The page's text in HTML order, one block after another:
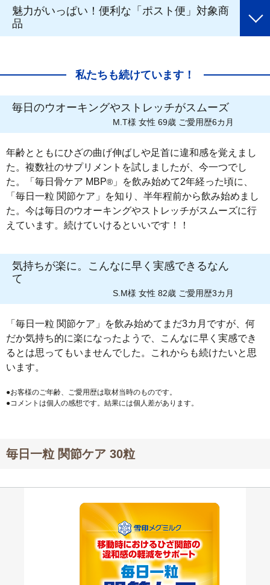
魅力がいっぱい！便利な「ポスト便」対象商
品
私たちも続けています！
毎日のウオーキングやストレッチがスムーズ
M.T様 女性 69歳 ご愛用歴6カ月
年齢とともにひざの曲げ伸ばしや足首に違和感を覚えまし
た。複数社のサプリメントを試しましたが、今一つでし
た。「毎日骨ケア MBP® 」を飲み始めて2年経った頃に、
「毎日一粒 関節ケア」を知り、半年程前から飲み始めまし
た。今は毎日のウオーキングやストレッチがスムーズに行
えています。続けていけるといいです！！
気持ちが楽に。こんなに早く実感できるなん
て
S.M様 女性 82歳 ご愛用歴3カ月
「毎日一粒 関節ケア」を飲み始めてまだ3カ月ですが、何
だか気持ち的に楽になったようで、こんなに早く実感でき
るとは思ってもいませんでした。これからも続けたいと思
います。
●お客様のご年齢、ご愛用歴は取材当時のものです。
●コメントは個人の感想です。結果には個人差があります。
毎日一粒 関節ケア 30粒